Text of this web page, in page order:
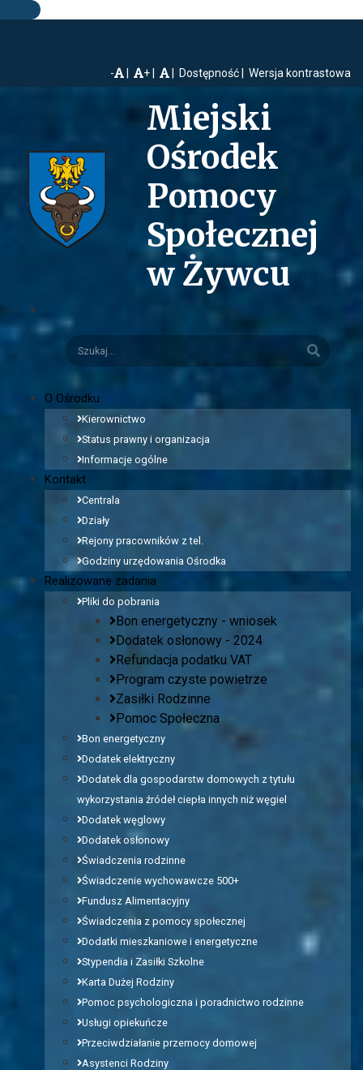
- + Dostępność Wersja kontrastowa
Miejski
Ośrodek
Pomocy
Społecznej
w Żywcu
Szukaj
O Ośrodku
Kierownictwo
Status prawny i organizacja
Informacje ogólne
Kontakt
Centrala
Działy
Rejony pracowników z tel.
Godziny urzędowania Ośrodka
Realizowane zadania
Pliki do pobrania
Bon energetyczny - wniosek
Dodatek osłonowy - 2024
Refundacja podatku VAT
Program czyste powietrze
Zasiłki Rodzinne
Pomoc Społeczna
Bon energetyczny
Dodatek elektryczny
Dodatek dla gospodarstw domowych z tytułu
wykorzystania źródeł ciepła innych niż węgiel
Dodatek węglowy
Dodatek osłonowy
Świadczenia rodzinne
Świadczenie wychowawcze 500+
Fundusz Alimentacyjny
Świadczenia z pomocy społecznej
Dodatki mieszkaniowe i energetyczne
Stypendia i Zasiłki Szkolne
Karta Dużej Rodziny
Pomoc psychologiczna i poradnictwo rodzinne
Usługi opiekuńcze
Przeciwdziałanie przemocy domowej
Asystenci Rodziny